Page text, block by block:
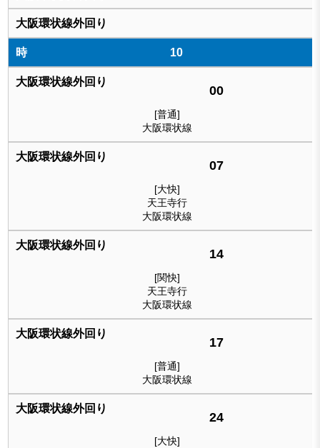
10
00
[普通]
大阪環状線
07
[大快]
天王寺行
大阪環状線
14
[関快]
天王寺行
大阪環状線
17
[普通]
大阪環状線
24
[大快]